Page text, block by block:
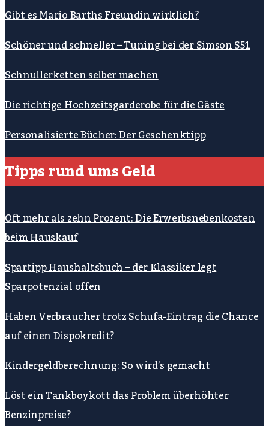
Gibt es Mario Barths Freundin wirklich?
Schöner und schneller – Tuning bei der Simson S51
Schnullerketten selber machen
Die richtige Hochzeitsgarderobe für die Gäste
Personalisierte Bücher: Der Geschenktipp
Tipps rund ums Geld
Oft mehr als zehn Prozent: Die Erwerbsnebenkosten
beim Hauskauf
Spartipp Haushaltsbuch – der Klassiker legt
Sparpotenzial offen
Haben Verbraucher trotz Schufa-Eintrag die Chance
auf einen Dispokredit?
Kindergeldberechnung: So wird’s gemacht
Löst ein Tankboykott das Problem überhöhter
Benzinpreise?